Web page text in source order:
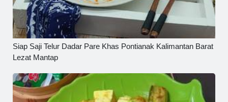
Siap Saji Telur Dadar Pare Khas Pontianak Kalimantan Barat
Lezat Mantap